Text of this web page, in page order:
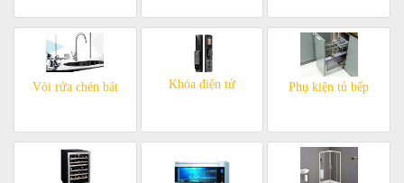
Vòi rửa chén bát Khóa điện tử Phụ kiện tủ bếp